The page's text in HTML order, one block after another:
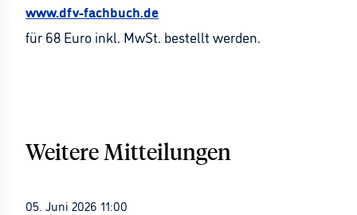
www.dfv-fachbuch.de
für 68 Euro inkl. MwSt. bestellt werden.
Weitere Mitteilungen
05. Juni 2026 11:00